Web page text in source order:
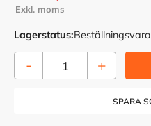
Lagerstatus Beställningsvara
+
-